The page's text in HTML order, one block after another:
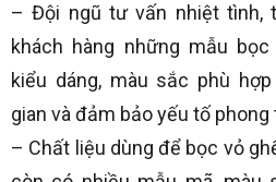
– Đội ngũ tư vấn nhiệt tình,
khách hàng những mẫu
kiểu dáng, màu sắc phù
gian và đảm bảo yếu tố phong
– Chất liệu dùng để bọc vỏ